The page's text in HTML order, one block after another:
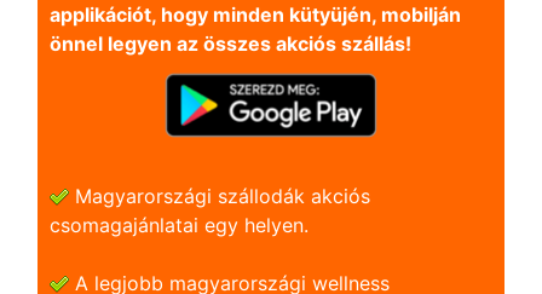
applikációt, hogy minden kütyüjén, mobilján
önnel legyen az összes akciós szállás!
Magyarországi szállodák akciós
csomagajánlatai egy helyen.
A legjobb magyarországi wellness